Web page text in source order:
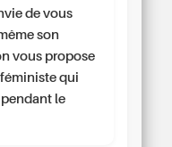
de vous
son
vous propose
qui
le